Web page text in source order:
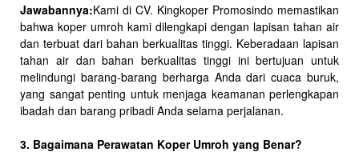
Jawabannya:Kami di CV. Kingkoper Promosindo memastikan
bahwa koper umroh kami dilengkapi dengan lapisan tahan air
dan terbuat dari bahan berkualitas tinggi. Keberadaan lapisan
tahan air dan bahan berkualitas tinggi ini bertujuan untuk
melindungi barang-barang berharga Anda dari cuaca buruk,
yang sangat penting untuk menjaga keamanan perlengkapan
ibadah dan barang pribadi Anda selama perjalanan.
3. Bagaimana Perawatan Koper Umroh yang Benar?